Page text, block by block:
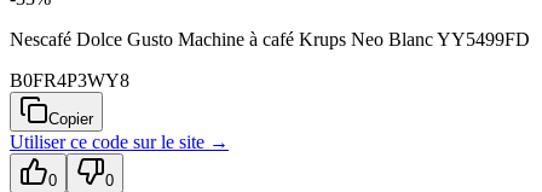
Nescafé Dolce Gusto Machine à café Krups Neo Blanc YY5499FD
B0FR4P3WY8
Copier
Utiliser ce code surle site →
0 0